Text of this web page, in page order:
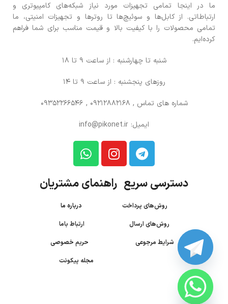
ما در اینجا تمامی تجهیزات مورد نیاز شبکه‌های کامپیوتری و
ارتباطاتی. از کابل‌ها و سوئیچ‌ها تا روترها و تجهیزات امنیتی، ما
تمامی محصولات را با کیفیت بالا و قیمت مناسب برای شما فراهم
کرده‌ایم.
شنبه تا چهارشنبه : از ساعت 9 تا 18
روزهای پنجشنبه : از ساعت 9 تا 14
شماره های تماس , 09212882168 , 09352266546
ایمیل: info@pikonet.ir
دسترسی سریع راهنمای مشتریان
روش‌های پرداخت درباره ما
روش‌های ارسال
ارتباط باما
شرایط مرجوعی
حریم خصوصی
مجله پیکونت
CHATY